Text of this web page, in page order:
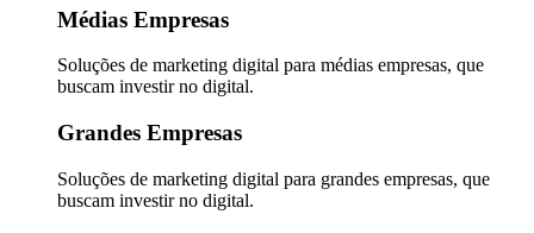
Médias Empresas
Soluções de marketing digital para médias empresas, que
buscam investir no digital.
Grandes Empresas
Soluções de marketing digital para grandes empresas, que
buscam investir no digital.